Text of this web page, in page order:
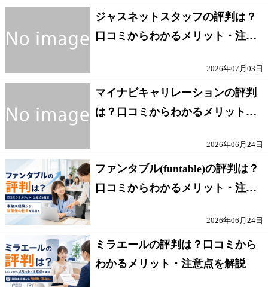
ジャスネットスタッフの評判は？
口コミからわかるメリット・注意
2026年07月03日
マイナビキャリレーションの評判
は？口コミからわかるメリット・
2026年06月24日
ファンタブル(funtable)の評判は？
口コミからわかるメリット・注意
2026年06月24日
ミラエールの評判は？口コミから
わかるメリット・注意点を解説